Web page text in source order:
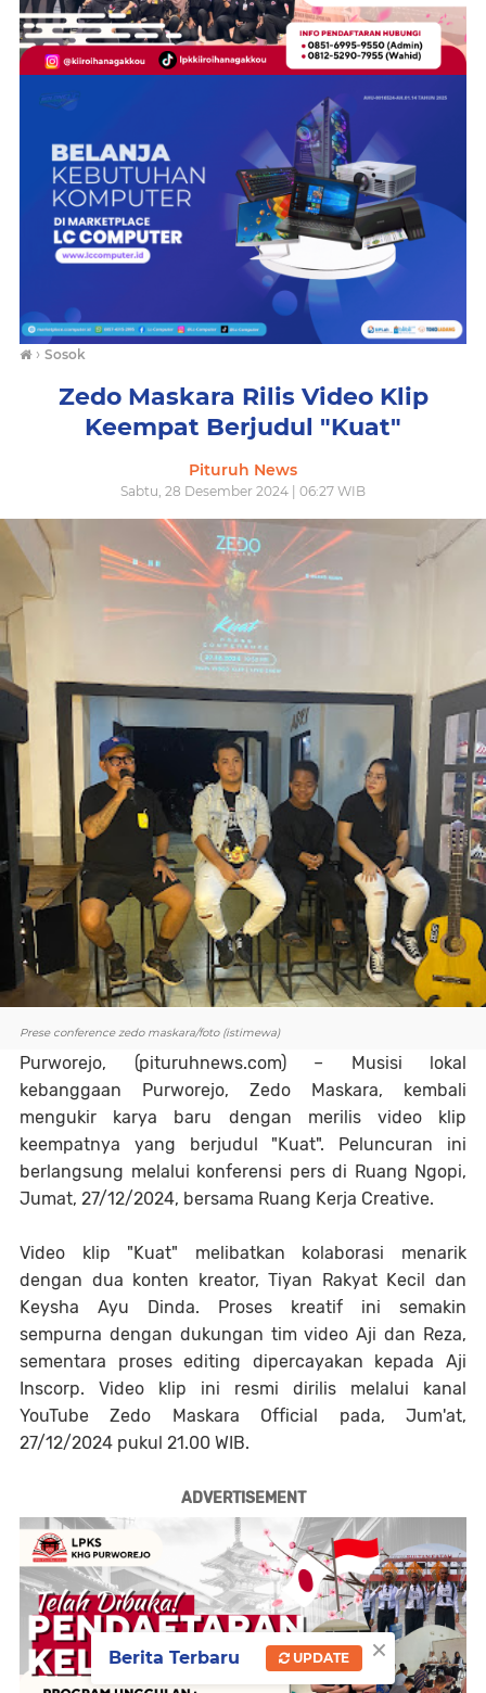
› Sosok
Zedo Maskara Rilis Video Klip
Keempat Berjudul "Kuat"
Pituruh News
Sabtu, 28 Desember 2024 | 06:27 WIB
Prese conference zedo maskara/foto (istimewa)
Purworejo, (pituruhnews.com) – Musisi lokal
kebanggaan Purworejo, Zedo Maskara, kembali
mengukir karya baru dengan merilis video klip
keempatnya yang berjudul "Kuat". Peluncuran ini
berlangsung melalui konferensi pers di Ruang Ngopi,
Jumat, 27/12/2024, bersama Ruang Kerja Creative.
Video klip "Kuat" melibatkan kolaborasi menarik
dengan dua konten kreator, Tiyan Rakyat Kecil dan
Keysha Ayu Dinda. Proses kreatif ini semakin
sempurna dengan dukungan tim video Aji dan Reza,
sementara proses editing dipercayakan kepada Aji
Inscorp. Video klip ini resmi dirilis melalui kanal
YouTube Zedo Maskara Official pada, Jum'at,
27/12/2024 pukul 21.00 WIB.
ADVERTISEMENT
×
Berita Terbaru UPDATE